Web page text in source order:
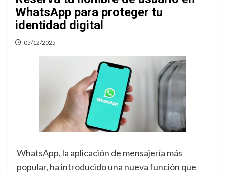
WhatsApp para proteger tu
identidad digital
05/12/2025
WhatsApp, la aplicación de mensajería más
popular, ha introducido una nueva función que